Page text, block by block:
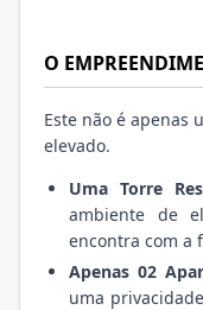
O
Este não é apenas
elevado.
Uma Torre
ambiente de
encontra com a
Apenas 02
uma